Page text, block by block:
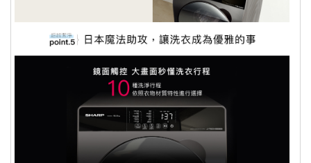
工作時間約 7-10 個工作天，視發卡銀行而定)